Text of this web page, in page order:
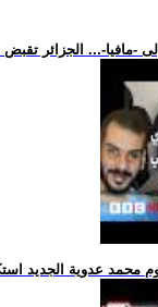
-مافيا-... الجزائر
محمد عدوية الجديد